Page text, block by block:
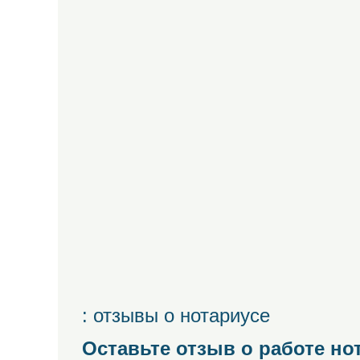
: отзывы о нотариусе
Оставьте отзыв о работе